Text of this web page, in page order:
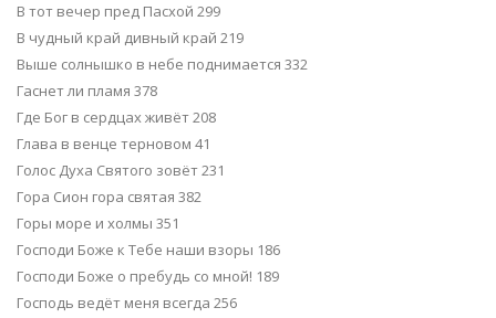
В тот вечер пред Пасхой 299
В чудный край дивный край 219
Выше солнышко в небе поднимается 332
Гаснет ли пламя 378
Где Бог в сердцах живёт 208
Глава в венце терновом 41
Голос Духа Святого зовёт 231
Гора Сион гора святая 382
Горы море и холмы 351
Господи Боже к Тебе наши взоры 186
Господи Боже о пребудь со мной! 189
Господь ведёт меня всегда 256